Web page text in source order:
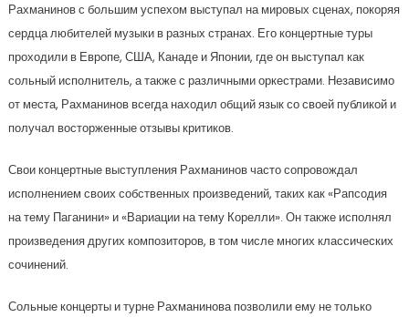
Рахманинов с большим успехом выступал на мировых сценах, покоряя
сердца любителей музыки в разных странах. Его концертные туры
проходили в Европе, США, Канаде и Японии, где он выступал как
сольный исполнитель, а также с различными оркестрами. Независимо
от места, Рахманинов всегда находил общий язык со своей публикой и
получал восторженные отзывы критиков.
Свои концертные выступления Рахманинов часто сопровождал
исполнением своих собственных произведений, таких как «Рапсодия
на тему Паганини» и «Вариации на тему Корелли». Он также исполнял
произведения других композиторов, в том числе многих классических
сочинений.
Сольные концерты и турне Рахманинова позволили ему не только